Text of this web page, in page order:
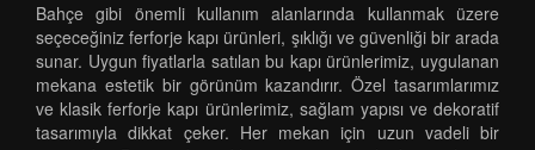
Bahçe gibi önemli kullanım alanlarında kullanmak üzere
seçeceğiniz ferforje kapı ürünleri, şıklığı ve güvenliği bir arada
sunar. Uygun fiyatlarla satılan bu kapı ürünlerimiz, uygulanan
mekana estetik bir görünüm kazandırır. Özel tasarımlarımız
ve klasik ferforje kapı ürünlerimiz, sağlam yapısı ve dekoratif
tasarımıyla dikkat çeker. Her mekan için uzun vadeli bir